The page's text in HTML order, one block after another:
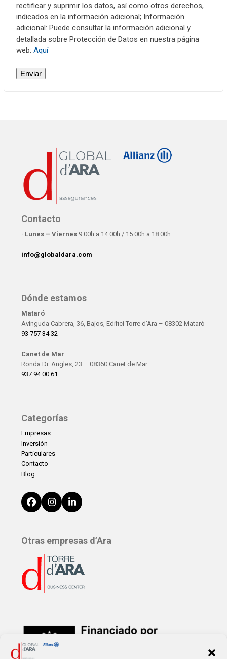
rectificar y suprimir los datos, así como otros derechos,
indicados en la información adicional; Información
adicional: Puede consultar la información adicional y
detallada sobre Protección de Datos en nuestra página
web: Aquí
Contacto
· Lunes – Viernes 9:00h a 14:00h / 15:00h a 18:00h.
info@globaldara.com
Dónde estamos
Mataró
Avinguda Cabrera, 36, Bajos, Edifici Torre d’Ara – 08302 Mataró
93 757 34 32
Canet de Mar
Ronda Dr. Angles, 23 – 08360 Canet de Mar
937 94 00 61
Categorías
Empresas
Inversión
Particulares
Contacto
Blog
FacebookInstagram
LinkedIn
Otras empresas d’Ara